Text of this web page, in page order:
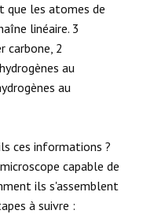
que les atomes de
linéaire. 3
carbone, 2
au
au
ces informations ?
capable de
ils s'assemblent
à suivre :